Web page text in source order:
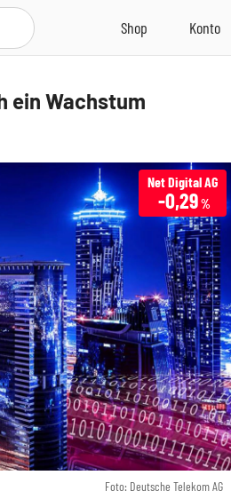
ein Wachstum
Foto: Deutsche Telekom AG
Net Digital AG
-0,29%